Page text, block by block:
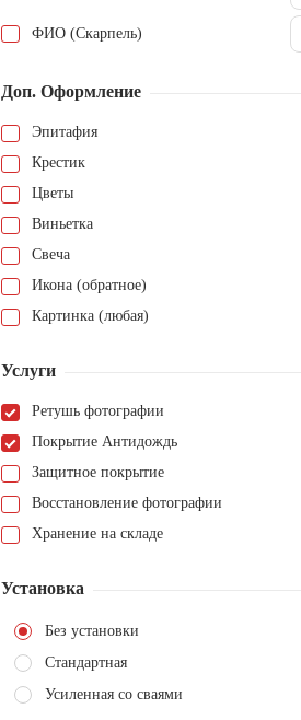
ФИО (Скарпель)
Доп. Оформление
Эпитафия
Крестик
Цветы
Виньетка
Свеча
Икона (обратное)
Картинка (любая)
Услуги
Ретушь фотографии
Покрытие Антидождь
Защитное покрытие
Восстановление фотографии
Хранение на складе
Установка
Без установки
Стандартная
Усиленная со сваями